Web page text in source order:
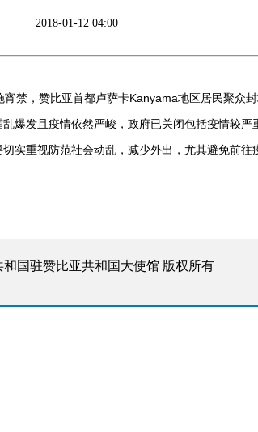
2018-01-12 04:00
，赞比亚首都卢萨卡Kanyama地区居民聚众
爆发且疫情依然严峻，政府已关闭包括疫情较
实重视防范社会动乱，减少外出，尤其避免前
和国驻赞比亚共和国大使馆 版权所有